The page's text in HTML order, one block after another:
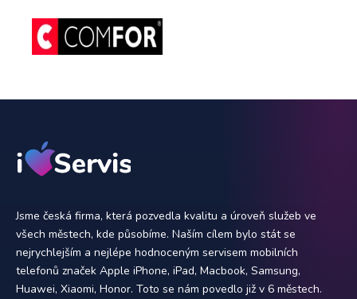
Jsme česká firma, která pozvedla kvalitu a úroveň služeb ve
všech městech, kde působíme. Naším cílem bylo stát se
nejrychlejším a nejlépe hodnoceným servisem mobilních
telefonů značek Apple iPhone, iPad, Macbook, Samsung,
Huawei, Xiaomi, Honor. Toto se nám povedlo již v 6 městech.